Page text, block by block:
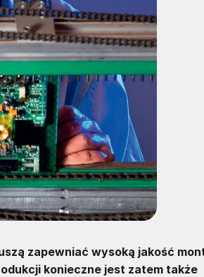
zapewniać wysoką jakość
konieczne jest zatem także